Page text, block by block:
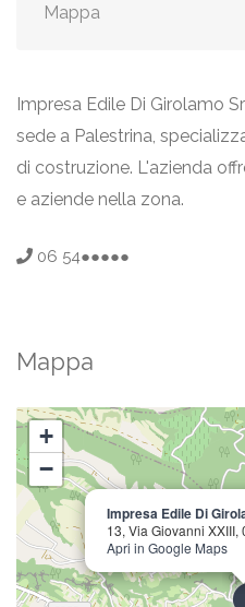
Mappa
Impresa Edile Di Girolamo
sede a Palestrina,
di costruzione. L'azienda
e aziende nella zona.
06 54●●●●●
Mappa
Impresa Edile Di
13, Via Giovanni
Apri in Google Maps
+
−